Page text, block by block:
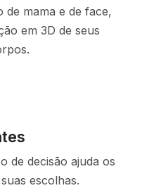
de mama e de face,
em 3D de seus
de decisão ajuda os
escolhas.